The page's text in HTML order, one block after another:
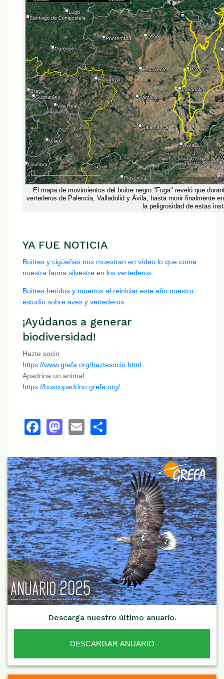
El mapa de movimientos del buitre negro "Fuga" reveló que
vertederos de Palencia, Valladolid y Ávila, hasta morir finalmente
la peligrosidad de estas
YA FUE NOTICIA
Buitres y cigüeñas nos muestran en vídeo lo que come
nuestra fauna silvestre en los vertederos
Buitres heridos y muertos al reiniciar este año nuestro
estudio sobre aves y vertederos
¡Ayúdanos a generar
biodiversidad!
Hazte socio
https://www.grefa.org/haztesocio.html
Apadrina un animal
https://buscopadrino.grefa.org/
Facebook
Mastodon
Email
Descarga nuestro último anuario.
DESCARGAR ANUARIO